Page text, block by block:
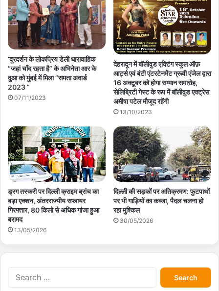
‘दूरदर्शन के लोकप्रिय डेली धारावाहिक
“जहां चाँद रहता है” के अभिनेता आर के
दुआ को मुंबई में मिला ”समता अवार्ड
2023 ”
07/11/2023
देहरादून में बॉलीवुड एक्टिंग स्कूल ऑफ़
आर्ट्स एवं बंटी एंटरटेनमेंट ग्रूवी एंजेल द्वारा
16 अक्टूबर को होगा सम्मान समारोह,
सेलिब्रिटी गेस्ट के रूप में बॉलीवुड एक्ट्रेस
अमीषा पटेल मौजूद रहेंगी
13/10/2023
ड्रग तस्करी पर दिल्ली क्राइम ब्रांच का
बड़ा एक्शन, अंतरराज्यीय सप्लायर
गिरफ्तार, 80 किलो से अधिक गांजा हुआ
बरामद
13/05/2026
दिल्ली की सड़कों पर अतिक्रमण: फुटपाथों
पर भी गाड़ियों का कब्जा, पैदल चलना हो
रहा मुश्किल
30/05/2026
S
e